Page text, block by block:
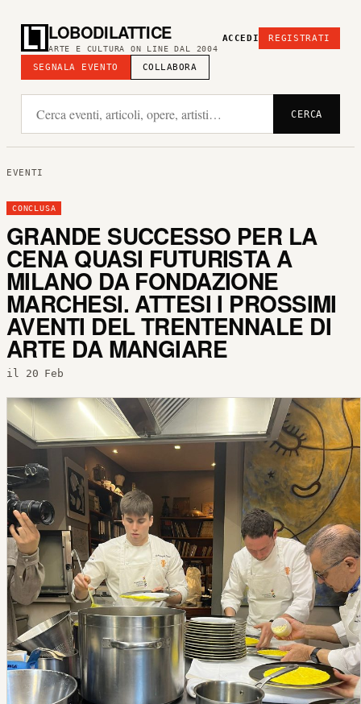
LOBODILATTICE
ARTE E CULTURA ON LINE DAL 2004
SEGNALA EVENTO COLLABORA
ACCEDI REGISTRATI
CERCA
EVENTI
CONCLUSA
GRANDE SUCCESSO PER LA
CENA QUASI FUTURISTA A
MILANO DA FONDAZIONE
MARCHESI. ATTESI I PROSSIMI
AVENTI DEL TRENTENNALE DI
ARTE DA MANGIARE
il 20 Feb